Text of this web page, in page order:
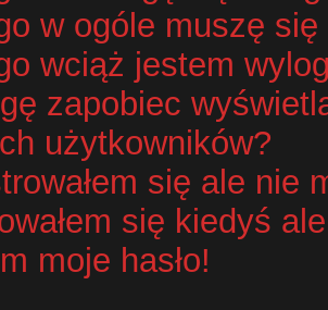
w ogóle muszę
wciąż jestem
zapobiec
użytkowników?
się ale nie
się kiedyś
moje hasło!